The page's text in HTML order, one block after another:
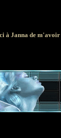
à Janna de m'avoir